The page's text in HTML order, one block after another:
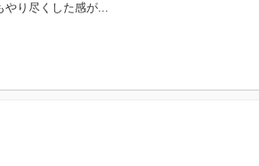
やり尽くした感が...